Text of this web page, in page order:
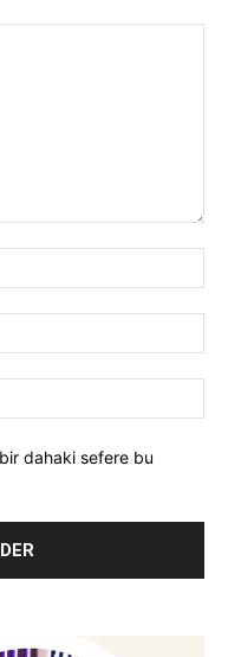
dahaki sefere bu